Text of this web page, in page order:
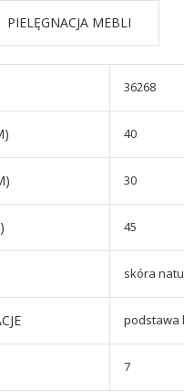
PIELĘGNACJA MEBLI
36268
40
30
45
skóra
podstawa
7